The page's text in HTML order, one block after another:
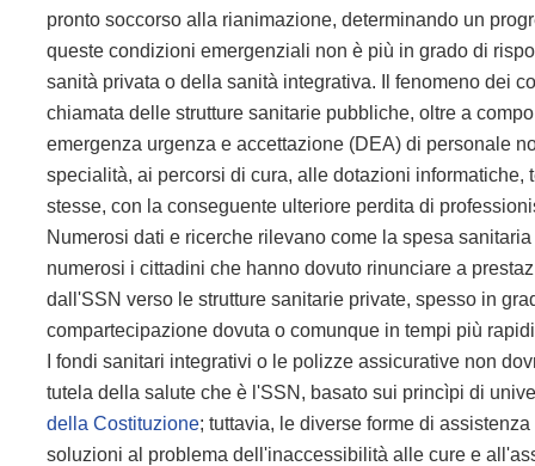
pronto soccorso alla rianimazione, determinando un
queste condizioni emergenziali non è più in grado di
sanità privata o della sanità integrativa. Il fenomeno dei
chiamata delle strutture sanitarie pubbliche, oltre a
emergenza urgenza e accettazione (DEA) di personale
specialità, ai percorsi di cura, alle dotazioni
stesse, con la conseguente ulteriore perdita di
Numerosi dati e ricerche rilevano come la spesa
numerosi i cittadini che hanno dovuto rinunciare a
dall'SSN verso le strutture sanitarie private, spesso in
compartecipazione dovuta o comunque in tempi più
I fondi sanitari integrativi o le polizze assicurative non
tutela della salute che è l'SSN, basato sui princìpi di
della Costituzione; tuttavia, le diverse forme di
soluzioni al problema dell'inaccessibilità alle cure e